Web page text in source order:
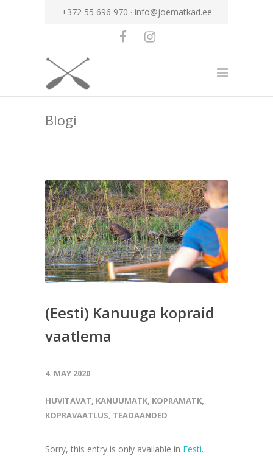
+372 55 696 970 · info@joematkad.ee
Blogi
(Eesti) Kanuuga kopraid
vaatlema
4. MAY 2020
HUVITAVAT, KANUUMATK, KOPRAMATK,
KOPRAVAATLUS, TEADAANDED
Sorry, this entry is only available in Eesti.